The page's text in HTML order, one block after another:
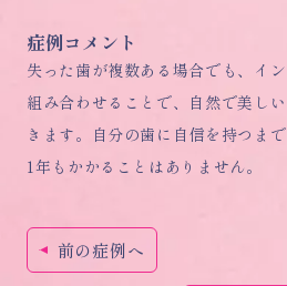
症例コメント
失った歯が複数ある場合でも、イ
組み合わせることで、自然で美し
きます。自分の歯に自信を持つま
1年もかかることはありません。
前の症例へ